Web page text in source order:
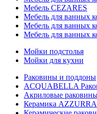
Мебель CEZARES
Мебель для ванных
Мебель для ванных
Мебель для ванных
Мойки подстолья
Мойки для кухни
Раковины и поддоны
ACQUABELLA
Акриловые
Керамика AZZURRA